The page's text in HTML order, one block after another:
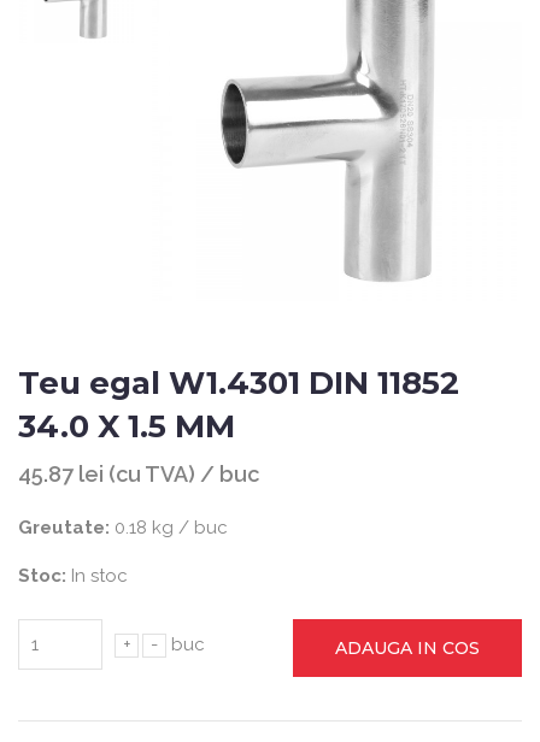
Teu egal W1.4301 DIN 11852
34.0 X 1.5 MM
45.87 lei (cu TVA) / buc
Greutate: 0.18 kg / buc
Stoc: In stoc
+ - buc ADAUGA IN COS